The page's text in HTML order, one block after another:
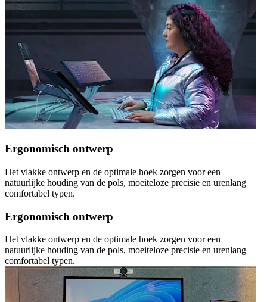
Ergonomisch ontwerp
Het vlakke ontwerp en de optimale hoek zorgen voor een
natuurlijke houding van de pols, moeiteloze precisie en urenlang
comfortabel typen.
Ergonomisch ontwerp
Het vlakke ontwerp en de optimale hoek zorgen voor een
natuurlijke houding van de pols, moeiteloze precisie en urenlang
comfortabel typen.